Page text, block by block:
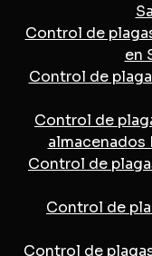
Control de
en
Control de
Control de
almacenados
Control de
Control de
Control de